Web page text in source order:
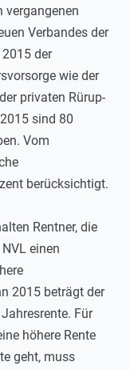
vergangenen
Verbandes der
der
wie der
privaten Rürup-
sind 80
Vom
berücksichtigt.
Rentner, die
einen
2015 beträgt der
Für
höhere Rente
geht, muss